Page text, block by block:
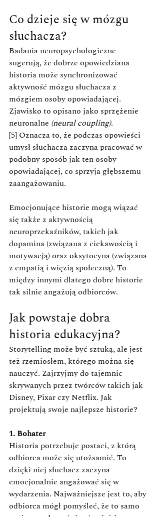
Co dzieje się w mózgu
słuchacza?
Badania neuropsychologiczne
sugerują, że dobrze opowiedziana
historia może synchronizować
aktywność mózgu słuchacza z
mózgiem osoby opowiadającej.
Zjawisko to opisano jako sprzężenie
neuronalne (neural coupling).
[5] Oznacza to, że podczas opowieści
umysł słuchacza zaczyna pracować w
podobny sposób jak ten osoby
opowiadającej, co sprzyja głębszemu
zaangażowaniu.
Emocjonujące historie mogą wiązać
się także z aktywnością
neuroprzekaźników, takich jak
dopamina (związana z ciekawością i
motywacją) oraz oksytocyna (związana
z empatią i więzią społeczną). To
między innymi dlatego dobre historie
tak silnie angażują odbiorców.
Jak powstaje dobra
historia edukacyjna?
Storytelling może być sztuką, ale jest
też rzemiosłem, którego można się
nauczyć. Zajrzyjmy do tajemnic
skrywanych przez twórców takich jak
Disney, Pixar czy Netflix. Jak
projektują swoje najlepsze historie?
1. Bohater
Historia potrzebuje postaci, z którą
odbiorca może się utożsamić. To
dzięki niej słuchacz zaczyna
emocjonalnie angażować się w
wydarzenia. Najważniejsze jest to, aby
odbiorca mógł pomyśleć, że to samo